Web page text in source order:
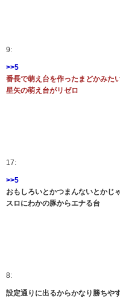
9:
>>5
番長で萌え台を作ったまどかみた
星矢の萌え台がリゼロ
17:
>>5
おもしろいとかつまんないとかじ
スロにわかの豚からエナる台
8:
設定通りに出るからかなり勝ちや